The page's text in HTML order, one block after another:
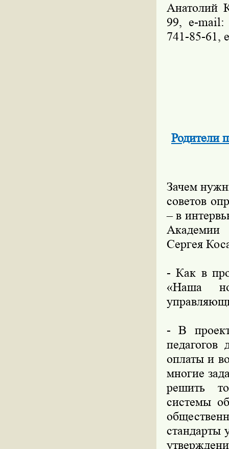
Анатолий
99, е-mail:
741-85-61,
Родители
Зачем
советов
– в
Академии
Сергея
- Как в
«Наша
- В
оплаты и
многие
решить
системы
стандарты